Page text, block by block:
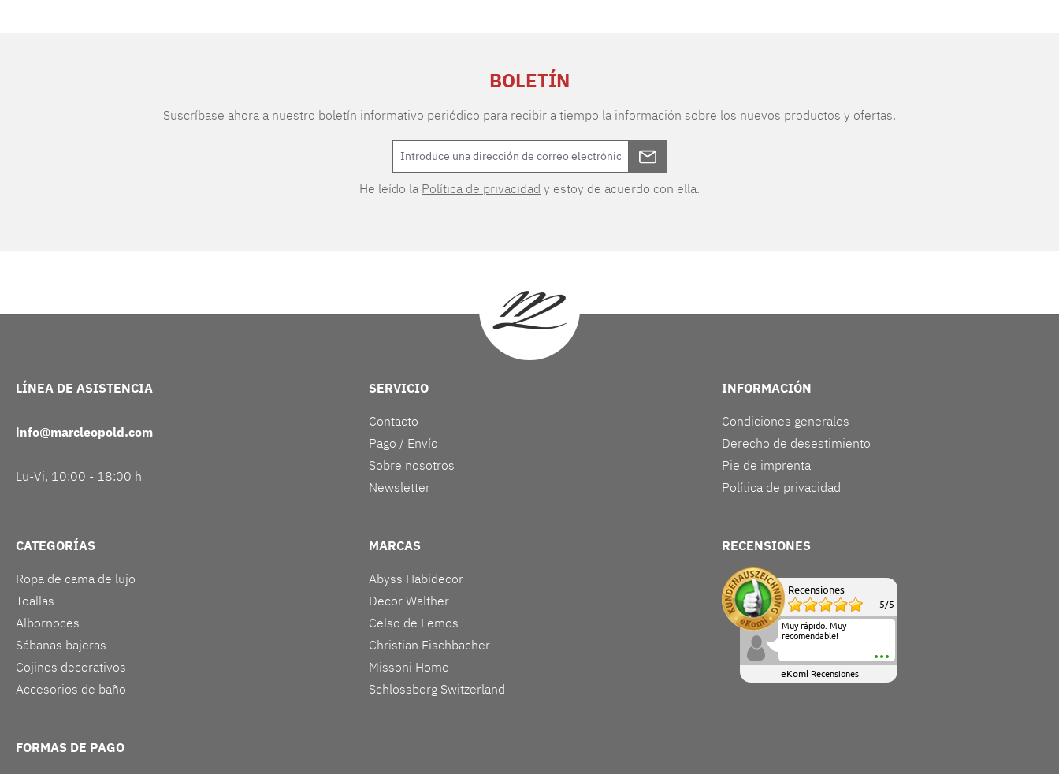
BOLETÍN
Suscríbase ahora a nuestro boletín informativo periódico para recibir a tiempo la información sobre los nuevos productos y ofertas.
He leído la Política de privacidad y estoy de acuerdo con ella.
LÍNEA DE ASISTENCIA
info@marcleopold.com
Lu-Vi, 10:00 - 18:00 h
SERVICIO
Contacto
Pago / Envío
Sobre nosotros
Newsletter
INFORMACIÓN
Condiciones generales
Derecho de desestimiento
Pie de imprenta
Política de privacidad
CATEGORÍAS
Ropa de cama de lujo
Toallas
Albornoces
Sábanas bajeras
Cojines decorativos
Accesorios de baño
MARCAS
Abyss Habidecor
Decor Walther
Celso de Lemos
Christian Fischbacher
Missoni Home
Schlossberg Switzerland
RECENSIONES
Recensiones
5/5
Muy rápido. Muy
recomendable!
eKomi Recensiones
FORMAS DE PAGO